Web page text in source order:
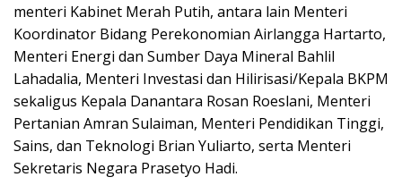
menteri Kabinet Merah Putih, antara lain Menteri
Koordinator Bidang Perekonomian Airlangga Hartarto,
Menteri Energi dan Sumber Daya Mineral Bahlil
Lahadalia, Menteri Investasi dan Hilirisasi/Kepala BKPM
sekaligus Kepala Danantara Rosan Roeslani, Menteri
Pertanian Amran Sulaiman, Menteri Pendidikan Tinggi,
Sains, dan Teknologi Brian Yuliarto, serta Menteri
Sekretaris Negara Prasetyo Hadi.